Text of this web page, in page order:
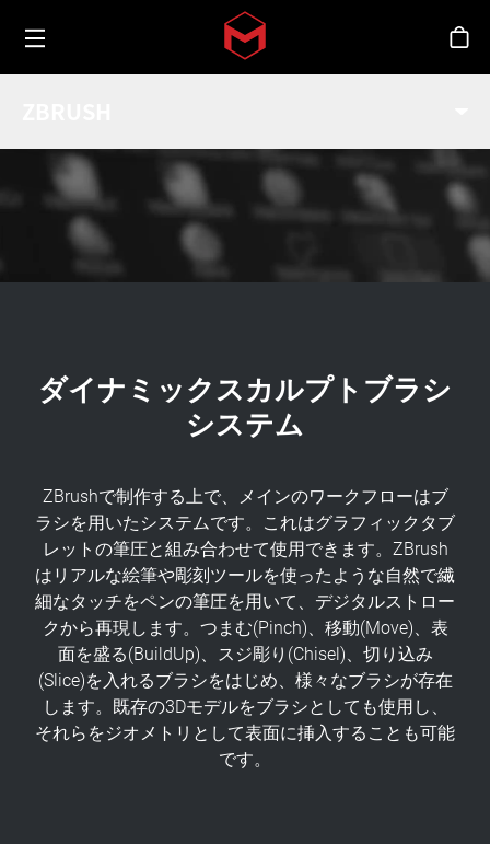
Skip to main content
Toggle menu
シ
ブラシシステム
ダイナミックスカルプトブラシ
システム
ZBrushで制作する上で、メインのワークフローはブ
ラシを用いたシステムです。これはグラフィックタブ
レットの筆圧と組み合わせて使用できます。ZBrush
はリアルな絵筆や彫刻ツールを使ったような自然で繊
細なタッチをペンの筆圧を用いて、デジタルストロー
クから再現します。つまむ(Pinch)、移動(Move)、表
面を盛る(BuildUp)、スジ彫り(Chisel)、切り込み
(Slice)を入れるブラシをはじめ、様々なブラシが存在
します。既存の3Dモデルをブラシとしても使用し、
それらをジオメトリとして表面に挿入することも可能
です。